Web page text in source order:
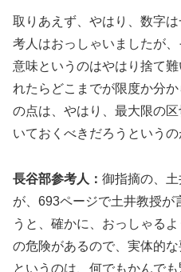
取りあえず、やはり、数字
考人はおっしゃいましたが
意味というのはやはり捨て
れたらどこまでが限度か分
の点は、やはり、最大限の
いておくべきだろうというの
長谷部参考人： 御指摘の、
が、693ページで土井教授が
うと、確かに、おっしゃる
の危険があるので、実体的
というのは、何でもかんで